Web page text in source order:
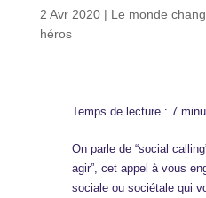
2 Avr 2020| Le monde
héros
Temps de lecture : 7
On parle de “social
agir”, cet appel à vous
sociale ou sociétale qui